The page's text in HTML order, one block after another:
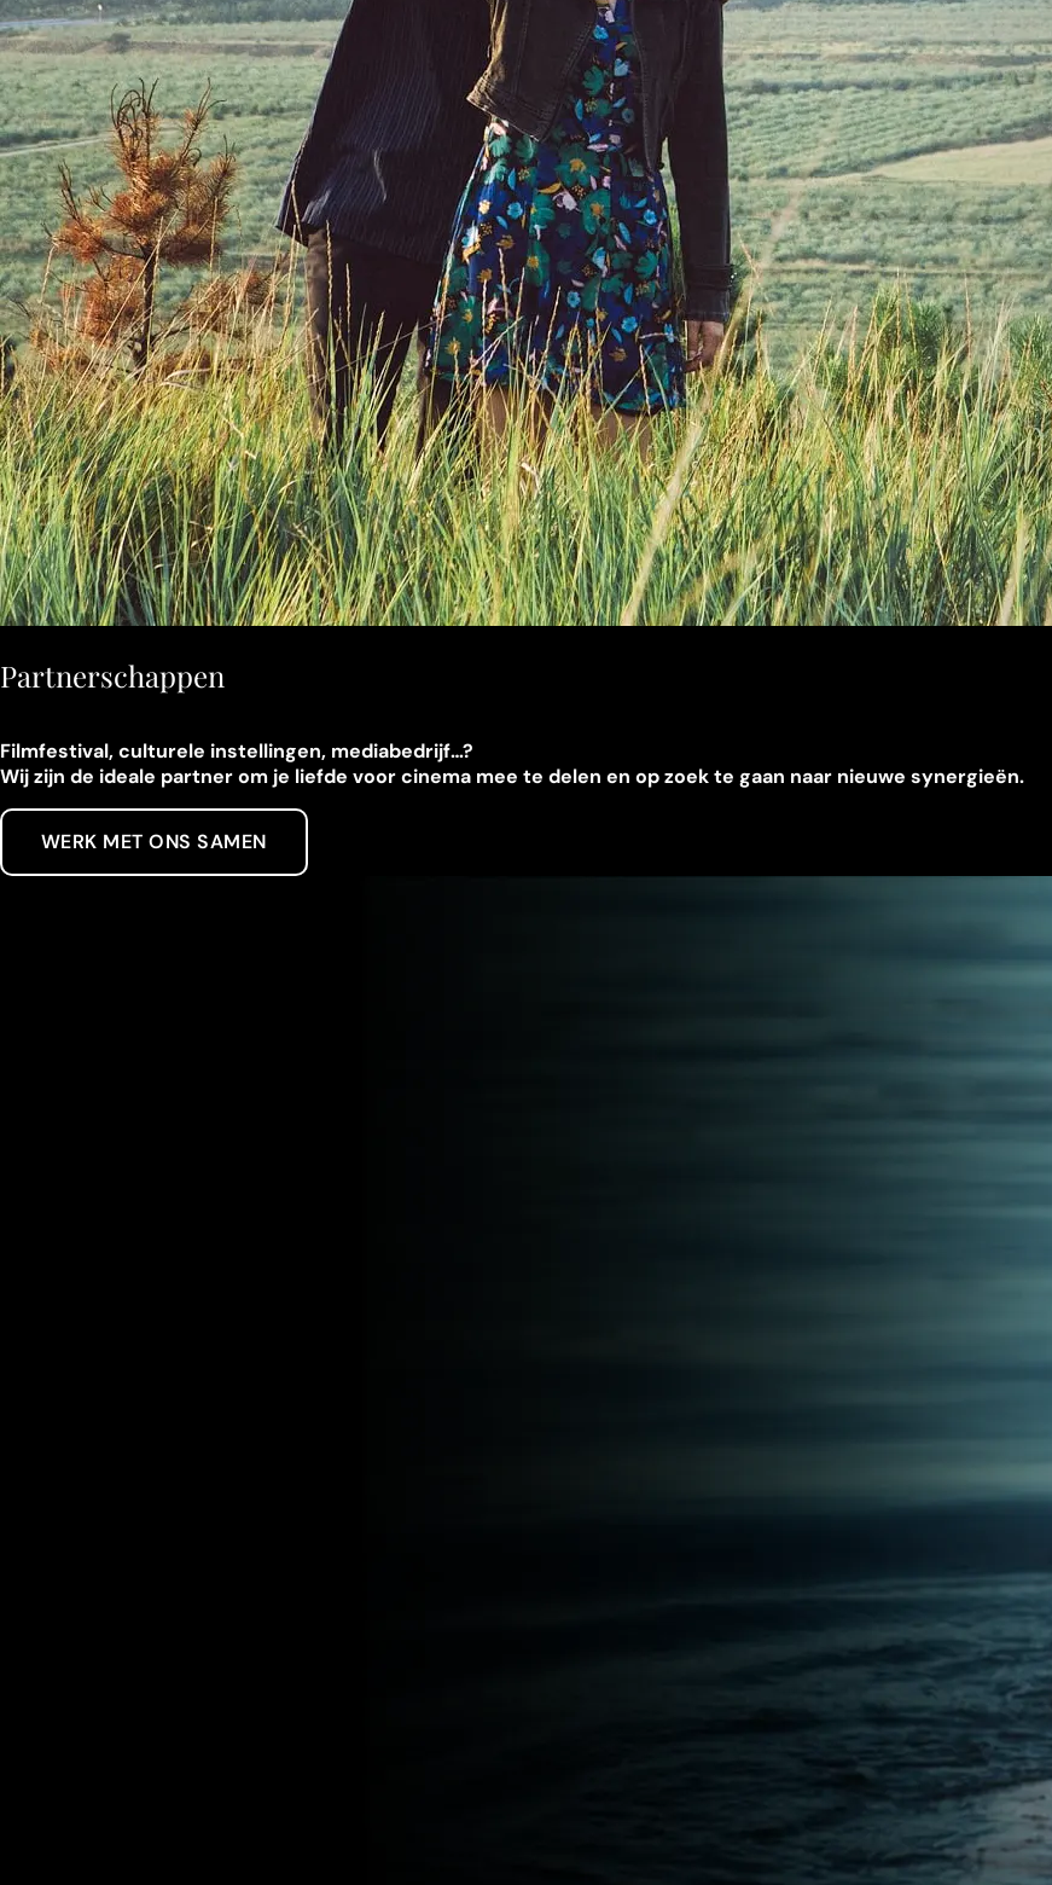
Partnerschappen
Filmfestival, culturele instellingen, mediabedrijf…?
Wij zijn de ideale partner om je liefde voor cinema mee te delen en op zoek te gaan naar nieuwe synergieën.
WERK MET ONS SAMEN